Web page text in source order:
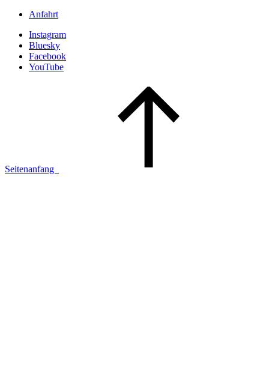
Anfahrt
Instagram
Bluesky
Facebook
YouTube
Seitenanfang